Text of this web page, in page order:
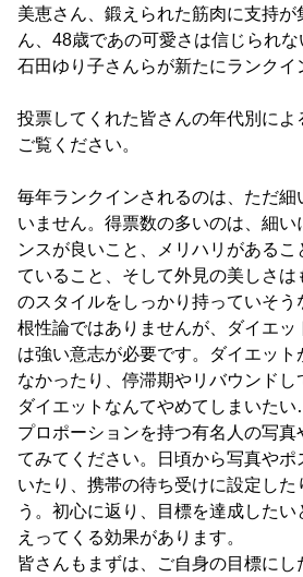
美恵さん、鍛えられた筋肉に支持が
ん、48歳であの可愛さは信じられ
石田ゆり子さんらが新たにランクイ
投票してくれた皆さんの年代別によ
ご覧ください。
毎年ランクインされるのは、ただ
いません。得票数の多いのは、細い
ンスが良いこと、メリハリがある
ていること、そして外見の美しさは
のスタイルをしっかり持っていそう
根性論ではありませんが、ダイエッ
は強い意志が必要です。ダイエッ
なかったり、停滞期やリバウンドし
ダイエットなんてやめてしまいた
プロポーションを持つ有名人の写
てみてください。日頃から写真やポ
いたり、携帯の待ち受けに設定した
う。初心に返り、目標を達成した
えってくる効果があります。
皆さんもまずは、ご自身の目標に